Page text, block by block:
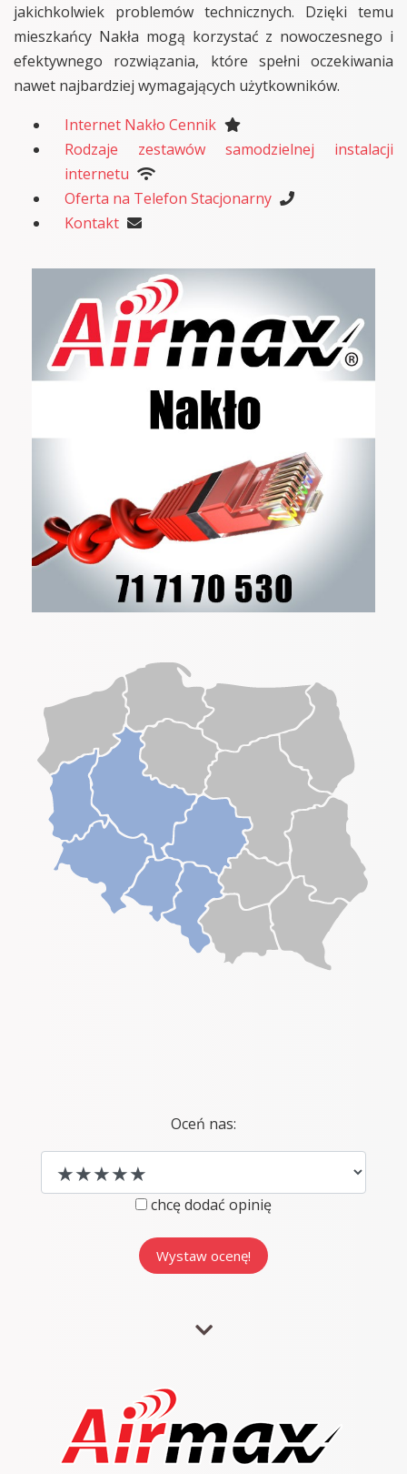
jakichkolwiek problemów technicznych. Dzięki temu
mieszkańcy Nakła mogą korzystać z nowoczesnego i
efektywnego rozwiązania, które spełni oczekiwania
nawet najbardziej wymagających użytkowników.
Internet Nakło Cennik
Rodzaje zestawów samodzielnej instalacji
internetu
Oferta na Telefon Stacjonarny
Kontakt
Oceń nas:
chcę dodać opinię